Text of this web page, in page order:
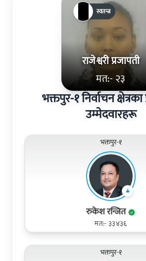
राजेश्वरी प्रजापती
मत:- २३
स्वतन्त्र
भक्तपुर-१ निर्वाचन क्षेत्रका
उम्मेदवारहरू
भक्तपुर-१
रुकेश रन्जित
मत:- ३३४३६
भक्तपुर-१